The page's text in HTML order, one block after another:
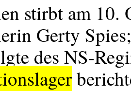
stirbt am 10.
Gerty
des NS-